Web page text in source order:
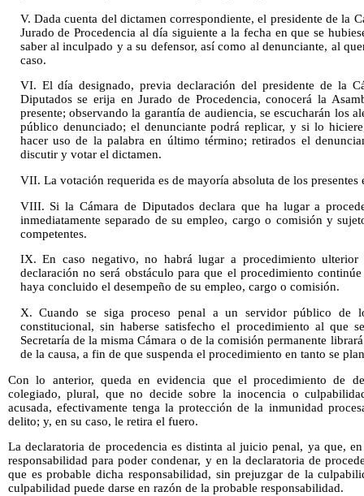
V. Dada cuenta del dictamen correspondiente, el presidente de la
Jurado de Procedencia al día siguiente a la fecha en que se
saber al inculpado y a su defensor, así como al denunciante, al
caso.
VI. El día designado, previa declaración del presidente de la
Diputados se erija en Jurado de Procedencia, conocerá la
presente; observando la garantía de audiencia, se escucharán los
público denunciado; el denunciante podrá replicar, y si lo
hacer uso de la palabra en último término; retirados el
discutir y votar el dictamen.
VII. La votación requerida es de mayoría absoluta de los presentes
VIII. Si la Cámara de Diputados declara que ha lugar a
inmediatamente separado de su empleo, cargo o comisión y
competentes.
IX. En caso negativo, no habrá lugar a procedimiento
declaración no será obstáculo para que el procedimiento
haya concluido el desempeño de su empleo, cargo o comisión.
X. Cuando se siga proceso penal a un servidor público de
constitucional, sin haberse satisfecho el procedimiento al que
Secretaría de la misma Cámara o de la comisión permanente
de la causa, a fin de que suspenda el procedimiento en tanto se
Con lo anterior, queda en evidencia que el procedimiento de
colegiado, plural, que no decide sobre la inocencia o
acusada, efectivamente tenga la protección de la inmunidad
delito; y, en su caso, le retira el fuero.
La declaratoria de procedencia es distinta al juicio penal, ya que,
responsabilidad para poder condenar, y en la declaratoria de
que es probable dicha responsabilidad, sin prejuzgar de la
culpabilidad puede darse en razón de la probable responsabilidad.